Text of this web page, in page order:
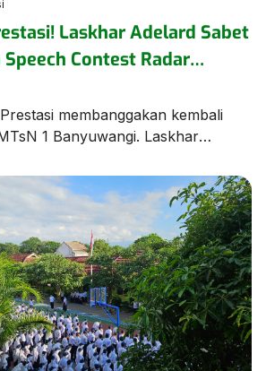
Laskhar Adelard Sabet
Speech Contest Radar
membanggakan kembali
1 Banyuwangi. Laskhar
ajang bergengsi English Speech
oleh Jawa Pos Radar
(28/7/2026) di Aula MAN 1
manis ini diraih melalui
keras. Menurut sang pembimbing,